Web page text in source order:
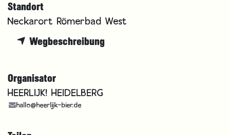
Standort
Neckarort Römerbad West
Wegbeschreibung
Organisator
HEERLIJK! HEIDELBERG
hallo@heerlijk-bier.de